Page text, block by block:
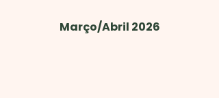
Março/Abril 2026